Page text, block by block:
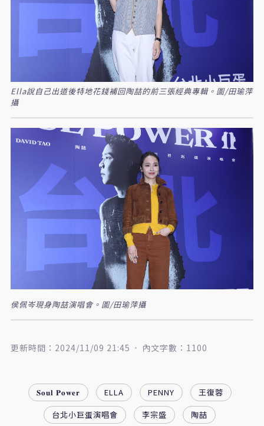
Ella說自己出道後特地花錢補回陶喆的前三張經典專輯。圖/田瑜萍
攝
侯佩岑現身陶喆演唱會。圖/田瑜萍攝
更新時間：2024/11/09 21:45 內文字數：1100
𝐒𝐨𝐮𝐥 𝐏𝐨𝐰𝐞𝐫 ELLA PENNY
王復蓉
台北小巨蛋演唱會
李宗盛 陶喆